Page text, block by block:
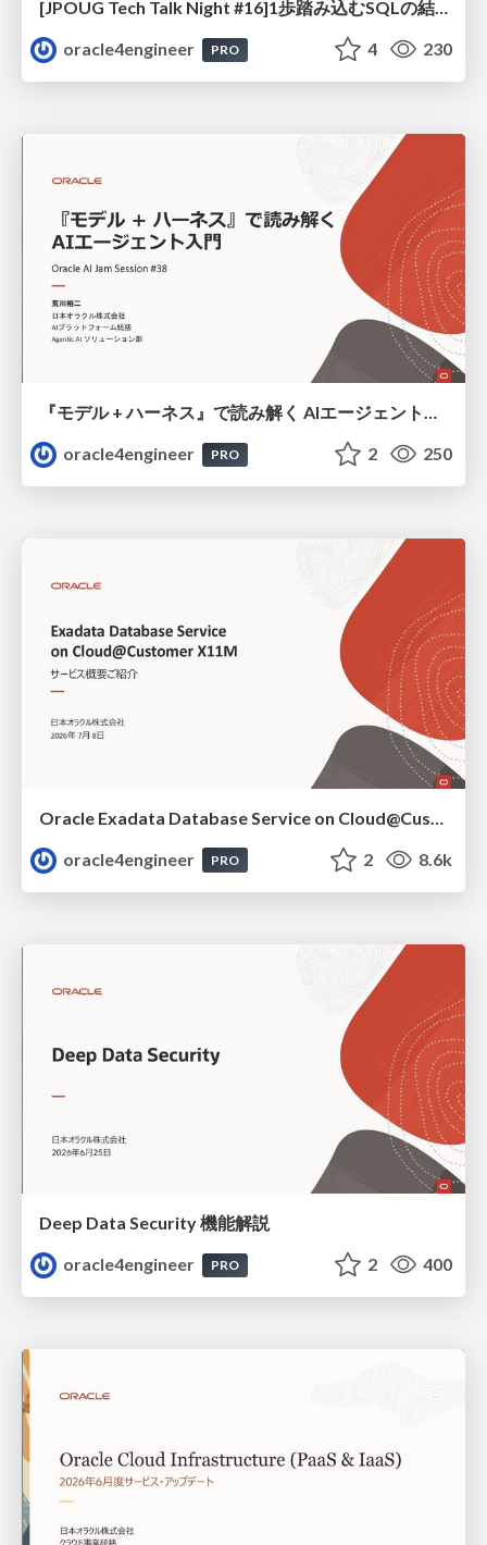
[JPOUG Tech Talk Night #16]1歩踏み込むSQLの結合方法
oracle4engineer
PRO 4 230
『モデル + ハーネス』で読み解く AIエージェント入門
oracle4engineer
PRO 2 250
oracle4engineer
PRO 2 8.6k
Deep Data Security 機能解説
oracle4engineer
PRO 2 400